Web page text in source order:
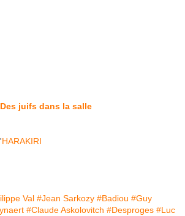
juifs dans la salle
HARAKIRI
Val #Jean Sarkozy #Badiou #Guy
#Claude Askolovitch #Desproges #Luc